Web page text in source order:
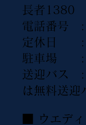
長者1380
電話番号 :
定休日 :
駐車場 :
送迎バス :
は無料送迎
■ ウエデ